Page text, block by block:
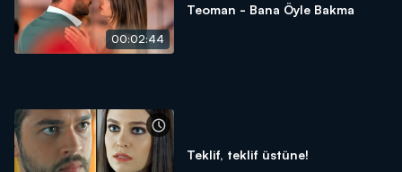
00:02:44
Teoman - Bana Öyle Bakma
Teklif, teklif üstüne!